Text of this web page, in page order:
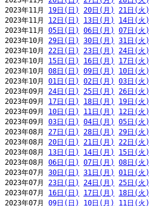
2023年11月 19日(日) 20日(月) 21日(火)
2023年11月 12日(日) 13日(月) 14日(火)
2023年11月 05日(日) 06日(月) 07日(火)
2023年10月 29日(日) 30日(月) 31日(火)
2023年10月 22日(日) 23日(月) 24日(火)
2023年10月 15日(日) 16日(月) 17日(火)
2023年10月 08日(日) 09日(月) 10日(火)
2023年10月 01日(日) 02日(月) 03日(火)
2023年09月 24日(日) 25日(月) 26日(火)
2023年09月 17日(日) 18日(月) 19日(火)
2023年09月 10日(日) 11日(月) 12日(火)
2023年09月 03日(日) 04日(月) 05日(火)
2023年08月 27日(日) 28日(月) 29日(火)
2023年08月 20日(日) 21日(月) 22日(火)
2023年08月 13日(日) 14日(月) 15日(火)
2023年08月 06日(日) 07日(月) 08日(火)
2023年07月 30日(日) 31日(月) 01日(火)
2023年07月 23日(日) 24日(月) 25日(火)
2023年07月 16日(日) 17日(月) 18日(火)
2023年07月 09日(日) 10日(月) 11日(火)